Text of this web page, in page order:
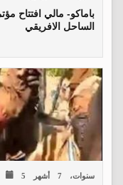
باماكو- مالي افتتاح
الساحل الافريقي
5 سنوات، 7 أشهر